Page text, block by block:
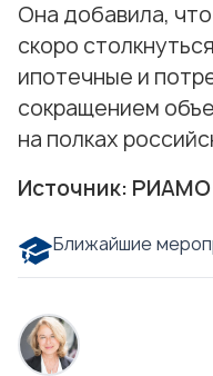
Она добавила,
скоро
ипотечные и
сокращением
на полках
Источник: РИАМО
Ближайшие